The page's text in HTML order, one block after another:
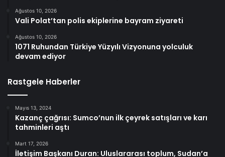
Ağustos 10, 2026
Vali Polat’tan polis ekiplerine bayram ziyareti
Ağustos 10, 2026
1071 Ruhundan Türkiye Yüzyılı Vizyonuna yolculuk
devam ediyor
Rastgele Haberler
Mayıs 13, 2024
Kazanç çağrısı: Sumco’nun ilk çeyrek satışları ve karı
tahminleri aştı
Mart 17, 2026
İletişim Başkanı Duran: Uluslararası toplum, Sudan’a